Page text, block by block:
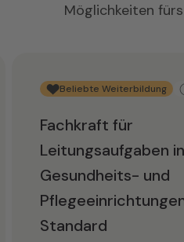
Möglichkeiten
Beliebte Weiterbildung
Fachkraft für
Leitungsaufgaben
Gesundheits- und
Standard